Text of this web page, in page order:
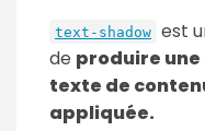
text-shadow est
de produire
texte de
appliquée.